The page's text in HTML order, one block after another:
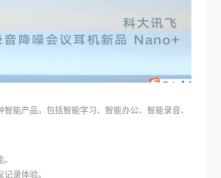
能产品，包括智能学习、智能办公、智能录音、
录体验。